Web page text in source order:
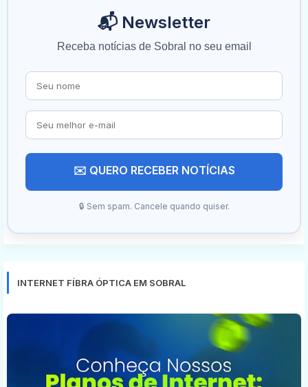
📬 Newsletter
Receba notícias de Sobral no seu email
✉️ QUERO RECEBER NOTÍCIAS
🔒 Sem spam. Cancele quando quiser.
INTERNET FÍBRA ÓPTICA EM SOBRAL